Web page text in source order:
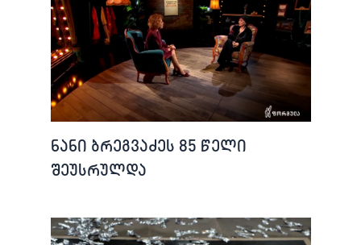
ნანი ბრეგვაძეს 85 წელი
შეუსრულდა